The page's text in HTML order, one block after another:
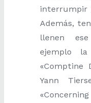
interrumpir
Además,
llenen
ejemplo
«Comptine
Yann